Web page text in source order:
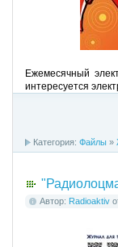
Ежемесячный
интересуется
Категория: Файлы »
Автор: Radioaktiv